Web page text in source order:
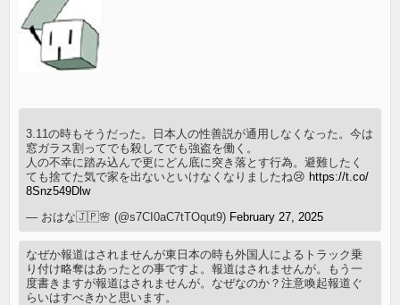
3.11の時もそうだった。日本人の性善説が通用しなくなった。今は
窓ガラス割ってでも殺してでも強盗を働く。
人の不幸に踏み込んで更にどん底に突き落とす行為。避難したく
ても捨てた気で家を出ないといけなくなりましたね😢 https://t.co/
8Snz549Dlw
— おはな🇯🇵🌸 (@s7CI0aC7tTOqut9) February 27, 2025
なぜか報道はされませんが東日本の時も外国人によるトラック乗
り付け略奪はあったとの事ですよ。報道はされませんが。もう一
度書きますが報道はされませんが。なぜなのか？注意喚起報道ぐ
らいはすべきかと思います。